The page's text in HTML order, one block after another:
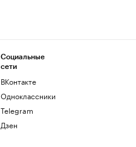
Социальные
сети
ВКонтакте
Одноклассники
Telegram
Дзен